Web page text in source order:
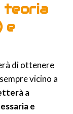
teoria
e
di ottenere
vicino a
a
e